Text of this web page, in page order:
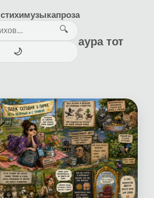
стихимузыкапроза
🔍
🌙
аура тот